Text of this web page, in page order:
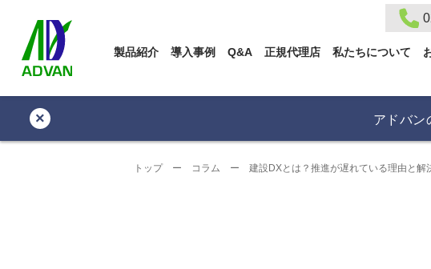
製品紹介 導入事例 Q&A 正規代理店 私たちについて
× アドバン
トップー コラム ー 建設DXとは？推進が遅れている理由と解